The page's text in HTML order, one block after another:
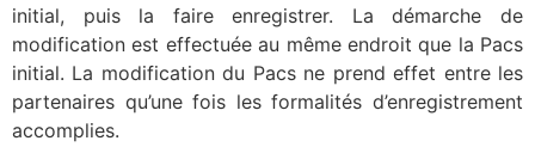
initial, puis la faire enregistrer. La démarche de
modification est effectuée au même endroit que la Pacs
initial. La modification du Pacs ne prend effet entre les
partenaires qu’une fois les formalités d’enregistrement
accomplies.